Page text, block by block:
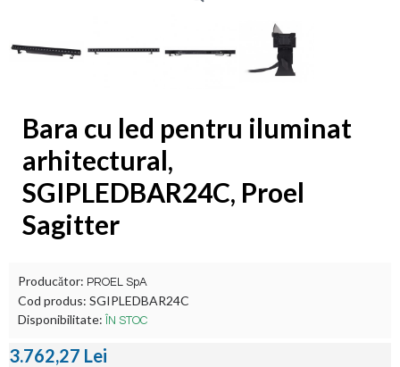
Bara cu led pentru iluminat
arhitectural,
SGIPLEDBAR24C, Proel
Sagitter
Producător: PROEL SpA
Cod produs: SGIPLEDBAR24C
Disponibilitate:
ÎN STOC
3.762,27 Lei